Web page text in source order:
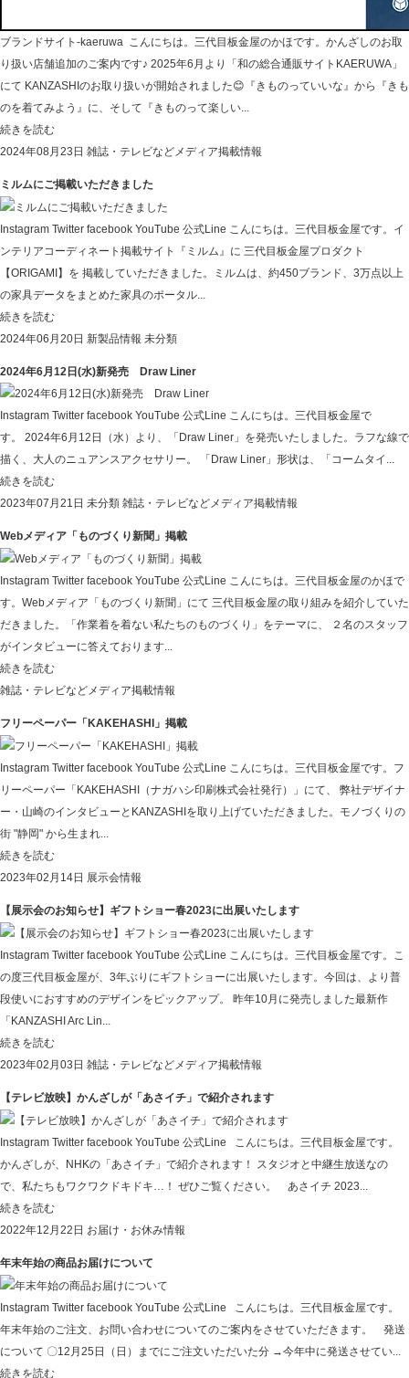
ブランドサイト-kaeruwa こんにちは。三代目板金屋のかほです。かんざしのお取
り扱い店舗追加のご案内です♪ 2025年6月より「和の総合通販サイトKAERUWA」
にて KANZASHIのお取り扱いが開始されました😊『きものっていいな』から『きも
のを着てみよう』に、そして『きものって楽しい...
続きを読む
2024年08月23日 雑誌・テレビなどメディア掲載情報
ミルムにご掲載いただきました
Instagram Twitter facebook YouTube 公式Line こんにちは。三代目板金屋です。イ
ンテリアコーディネート掲載サイト『ミルム』に 三代目板金屋プロダクト
【ORIGAMI】を 掲載していただきました。ミルムは、約450ブランド、3万点以上
の家具データをまとめた家具のポータル...
続きを読む
2024年06月20日 新製品情報 未分類
2024年6月12日(水)新発売 Draw Liner
Instagram Twitter facebook YouTube 公式Line こんにちは。三代目板金屋で
す。 2024年6月12日（水）より、「Draw Liner」を発売いたしました。ラフな線で
描く、大人のニュアンスアクセサリー。 「Draw Liner」形状は、「コームタイ...
続きを読む
2023年07月21日 未分類 雑誌・テレビなどメディア掲載情報
Webメディア「ものづくり新聞」掲載
Instagram Twitter facebook YouTube 公式Line こんにちは。三代目板金屋のかほで
す。Webメディア「ものづくり新聞」にて 三代目板金屋の取り組みを紹介していた
だきました。「作業着を着ない私たちのものづくり」をテーマに、 ２名のスタッフ
がインタビューに答えております...
続きを読む
雑誌・テレビなどメディア掲載情報
フリーペーパー「KAKEHASHI」掲載
Instagram Twitter facebook YouTube 公式Line こんにちは。三代目板金屋です。フ
リーペーパー「KAKEHASHI（ナガハシ印刷株式会社発行）」にて、 弊社デザイナ
ー・山崎のインタビューとKANZASHIを取り上げていただきました。モノづくりの
街 "静岡" から生まれ...
続きを読む
2023年02月14日 展示会情報
【展示会のお知らせ】ギフトショー春2023に出展いたします
Instagram Twitter facebook YouTube 公式Line こんにちは。三代目板金屋です。こ
の度三代目板金屋が、3年ぶりにギフトショーに出展いたします。今回は、より普
段使いにおすすめのデザインをピックアップ。 昨年10月に発売しました最新作
「KANZASHI Arc Lin...
続きを読む
2023年02月03日 雑誌・テレビなどメディア掲載情報
【テレビ放映】かんざしが「あさイチ」で紹介されます
Instagram Twitter facebook YouTube 公式Line こんにちは。三代目板金屋です。
かんざしが、NHKの「あさイチ」で紹介されます！ スタジオと中継生放送なの
で、私たちもワクワクドキドキ…！ ぜひご覧ください。 あさイチ 2023...
続きを読む
2022年12月22日 お届け・お休み情報
年末年始の商品お届けについて
Instagram Twitter facebook YouTube 公式Line こんにちは。三代目板金屋です。
年末年始のご注文、お問い合わせについてのご案内をさせていただきます。 発送
について 〇12月25日（日）までにご注文いただいた分 →今年中に発送させてい...
続きを読む